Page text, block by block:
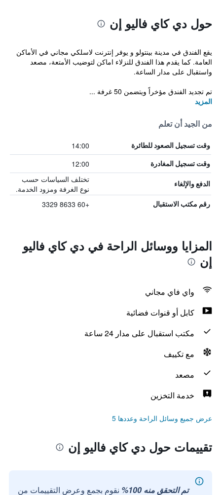
حول دي كاي فاليو إن
يقع الفندق في مدينة بينتولو و يوفر إنترنت لاسلكي مجاني في الأماكن
العامة. كما يقدم هذا الفندق للنزلاء اماكن لتوضيب الأمتعة، مصعد
واستقبال على مدار الساعة.
تم تجديد الفندق مؤخراً ويتضمن 50 غرفة ...
المزيد
من الجيد أن تعلم
وقت تسجيل الصعود للطائرة 14:00
وقت تسجيل المغادرة 12:00
الدفع والإلغاء
تختلف السياسات حسب
نوع الغرفة ومزود الخدمة.
رقم مكتب الاستقبال +60 8633 3329
المزايا ووسائل الراحة في دي كاي فاليو
إن
واي فاي مجاني
كابل أو قنوات فضائية
مكتب استقبال على مدار 24 ساعة
مع تكييف
مصعد
خدمة التخزين
عرض جميع وسائل الراحة وعددها 5
تقييمات حول دي كاي فاليو إن
تم التحقق منه 100% نقوم بجمع وعرض التقييمات من